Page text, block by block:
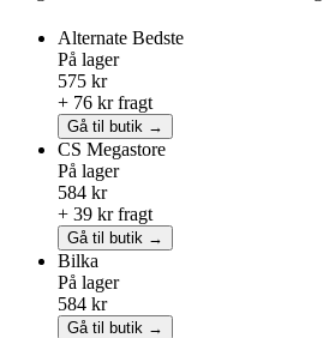
Alternate Bedste
På lager
575 kr
+ 76 kr fragt
Gå til butik →
CS Megastore
På lager
584 kr
+ 39 kr fragt
Gå til butik →
Bilka
På lager
584 kr
Gå til butik →